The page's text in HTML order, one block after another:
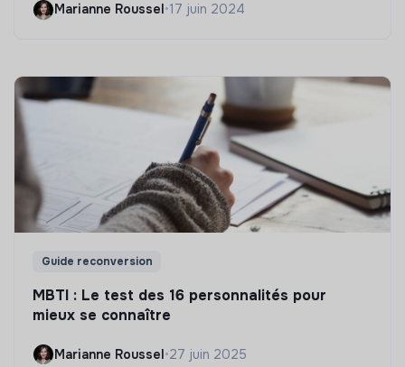
Marianne Roussel•17 juin 2024
Guide reconversion
MBTI : Le test des 16 personnalités pour
mieux se connaître
Marianne Roussel•27 juin 2025